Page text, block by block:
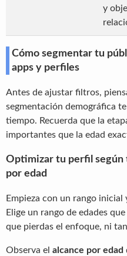
y
Cómo segmentar tu
apps y perfiles
Antes de ajustar filtros,
segmentación demográfica
tiempo. Recuerda que la
importantes que la edad
Optimizar tu perfil según
por edad
Empieza con un rango inicial
Elige un rango de edades
que pierdas el enfoque, ni
Observa el alcance por edad